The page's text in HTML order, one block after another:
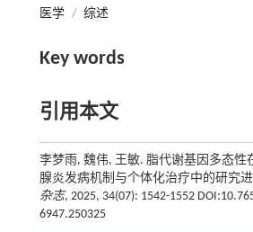
医学 / 综述
Key words
引用本文
李梦雨, 魏伟, 王敏. 脂代谢基因多态性
腺炎发病机制与个体化治疗中的研究进
杂志, 2025, 34(07): 1542-1552
6947.250325